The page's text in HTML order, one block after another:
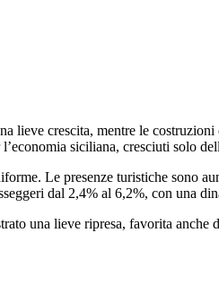
lieve crescita, mentre le
siciliana, cresciuti solo
Le presenze turistiche sono
dal 2,4% al 6,2%, con una
una lieve ripresa, favorita